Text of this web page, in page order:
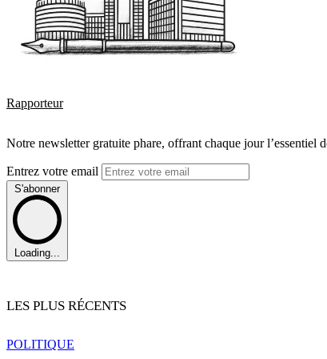
Rapporteur
Notre newsletter gratuite phare, offrant chaque jour l’essentiel
Entrez votre email
S'abonner
Loading...
LES PLUS RÉCENTS
POLITIQUE